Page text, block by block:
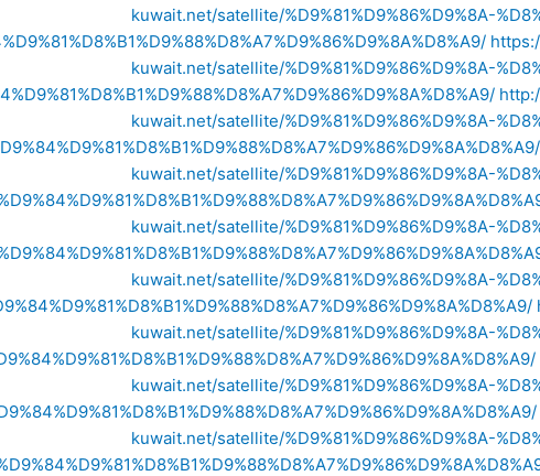
kuwait.net/satellite/%D9%81%D9%86%D9%8A-
kuwait.net/satellite/%D9%81%D9%86%D9%8A-
kuwait.net/satellite/%D9%81%D9%86%D9%8A-
kuwait.net/satellite/%D9%81%D9%86%D9%8A-
kuwait.net/satellite/%D9%81%D9%86%D9%8A-
kuwait.net/satellite/%D9%81%D9%86%D9%8A-
kuwait.net/satellite/%D9%81%D9%86%D9%8A-
kuwait.net/satellite/%D9%81%D9%86%D9%8A-
kuwait.net/satellite/%D9%81%D9%86%D9%8A-